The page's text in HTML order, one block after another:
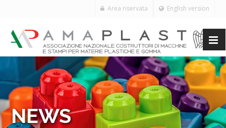
English version
Area riservata
NEWS